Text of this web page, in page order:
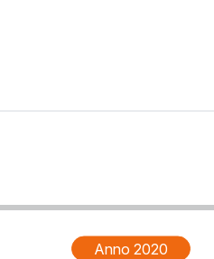
Anno 2020